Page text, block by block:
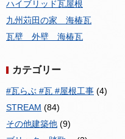
ハイブリッド瓦屋根
九州苅田の家 海椿瓦
瓦壁 外壁 海椿瓦
カテゴリー
#瓦らぶ #瓦 #屋根工事 (4)
STREAM (84)
その他建築他 (9)